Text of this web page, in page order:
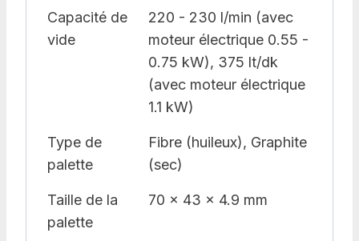
Capacité de
vide
220 - 230 l/min (avec
moteur électrique 0.55 -
0.75 kW), 375 lt/dk
(avec moteur électrique
1.1 kW)
Type de
palette
Fibre (huileux), Graphite
(sec)
Taille de la
palette
70 x 43 x 4.9 mm